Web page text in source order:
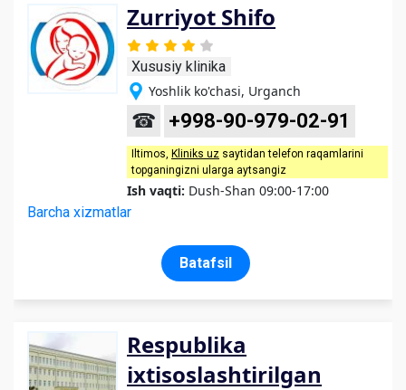
Zurriyot Shifo
Xususiy klinika
Yoshlik ko'chasi, Urganch
☎ +998-90-979-02-91
Iltimos, Kliniks uz saytidan telefon raqamlarini
topganingizni ularga aytsangiz
Ish vaqti: Dush-Shan 09:00-17:00
Barcha xizmatlar
Batafsil
Respublika
ixtisoslashtirilgan